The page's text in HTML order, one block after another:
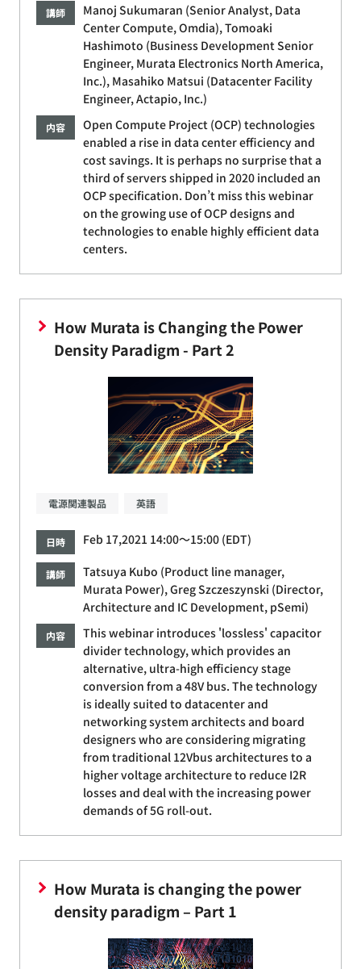
講師
Manoj Sukumaran (Senior Analyst, Data
Center Compute, Omdia), Tomoaki
Hashimoto (Business Development Senior
Engineer, Murata Electronics North America,
Inc.), Masahiko Matsui (Datacenter Facility
Engineer, Actapio, Inc.)
内容
Open Compute Project (OCP) technologies
enabled a rise in data center efficiency and
cost savings. It is perhaps no surprise that a
third of servers shipped in 2020 included an
OCP specification. Don’t miss this webinar
on the growing use of OCP designs and
technologies to enable highly efficient data
centers.
How Murata is Changing the Power
Density Paradigm - Part 2
電源関連製品 英語
日時 Feb 17,2021 14:00～15:00 (EDT)
講師
Tatsuya Kubo (Product line manager,
Murata Power), Greg Szczeszynski (Director,
Architecture and IC Development, pSemi)
内容
This webinar introduces 'lossless' capacitor
divider technology, which provides an
alternative, ultra-high efficiency stage
conversion from a 48V bus. The technology
is ideally suited to datacenter and
networking system architects and board
designers who are considering migrating
from traditional 12Vbus architectures to a
higher voltage architecture to reduce I2R
losses and deal with the increasing power
demands of 5G roll-out.
How Murata is changing the power
density paradigm – Part 1